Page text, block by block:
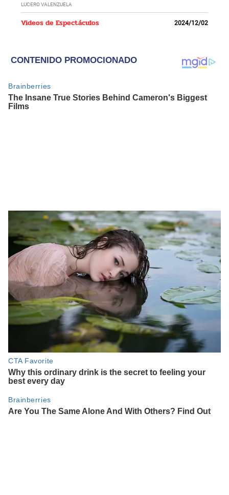
LUCERO VALENZUELA
Videos de Espectáculos 2024/12/02